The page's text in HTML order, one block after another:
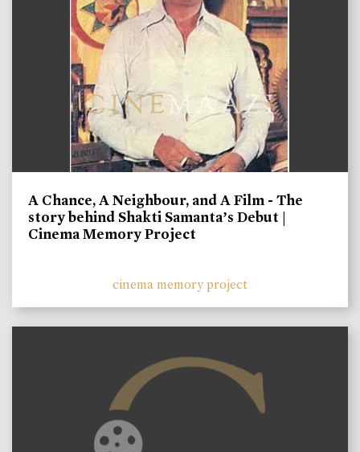
A Chance, A Neighbour, and A Film - The
story behind Shakti Samanta’s Debut |
Cinema Memory Project
cinema memory project